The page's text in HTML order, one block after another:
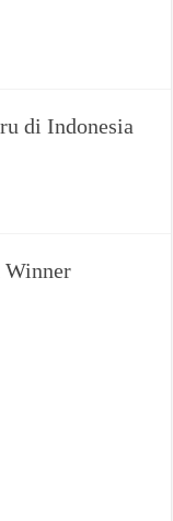
di Indonesia
Winner